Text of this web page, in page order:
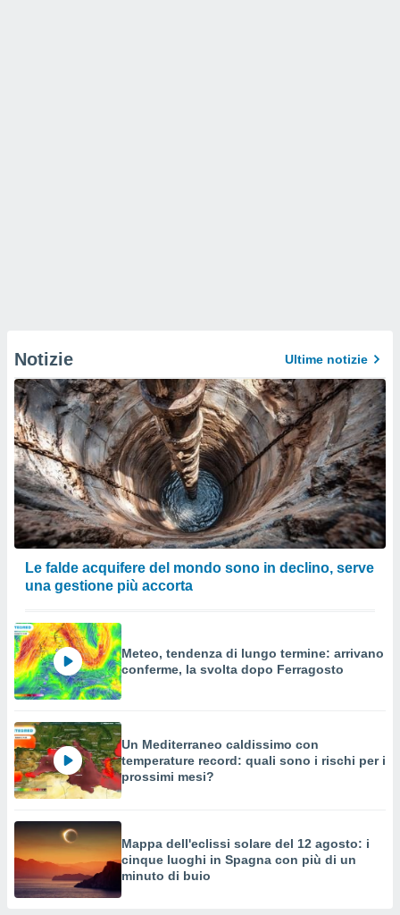
Notizie Ultime notizie
Le falde acquifere del mondo sono in declino, serve
una gestione più accorta
Meteo, tendenza di lungo termine: arrivano
conferme, la svolta dopo Ferragosto
Un Mediterraneo caldissimo con
temperature record: quali sono i rischi per i
prossimi mesi?
Mappa dell'eclissi solare del 12 agosto: i
cinque luoghi in Spagna con più di un
minuto di buio